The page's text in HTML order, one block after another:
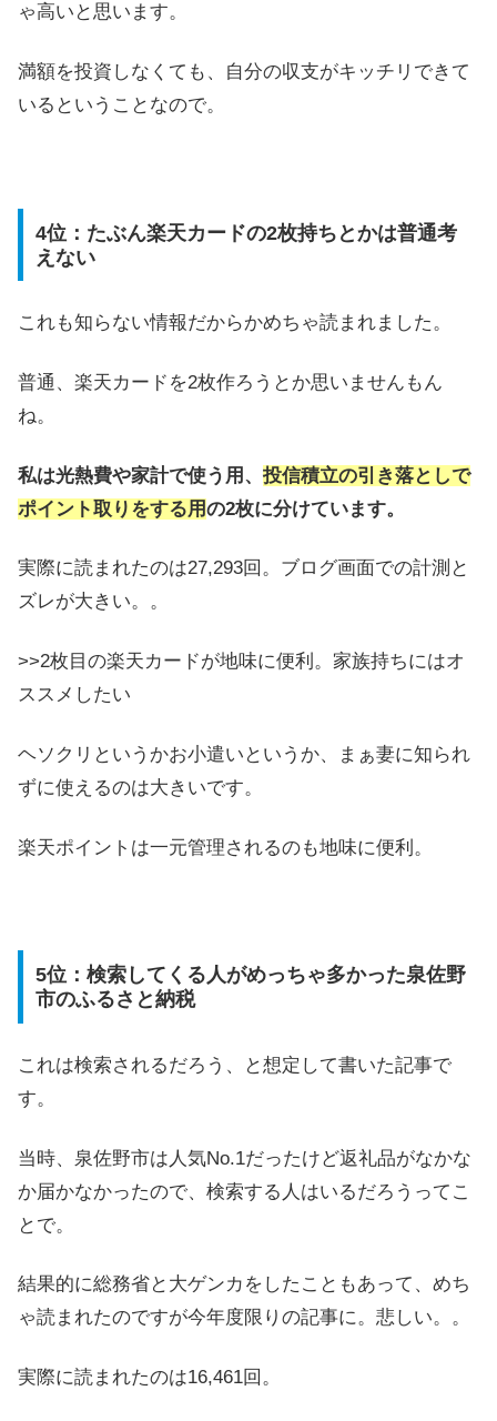
ゃ高いと思います。
満額を投資しなくても、自分の収支がキッチリできて
いるということなので。
4位：たぶん楽天カードの2枚持ちとかは普通考
えない
これも知らない情報だからかめちゃ読まれました。
普通、楽天カードを2枚作ろうとか思いませんもん
ね。
私は光熱費や家計で使う用、 投信積立の引き落としで
ポイント取りをする用の2枚に分けています。
実際に読まれたのは27,293回。ブログ画面での計測と
ズレが大きい。。
>>2枚目の楽天カードが地味に便利。家族持ちにはオ
ススメしたい
ヘソクリというかお小遣いというか、まぁ妻に知られ
ずに使えるのは大きいです。
楽天ポイントは一元管理されるのも地味に便利。
5位：検索してくる人がめっちゃ多かった泉佐野
市のふるさと納税
これは検索されるだろう、と想定して書いた記事で
す。
当時、泉佐野市は人気No.1だったけど返礼品がなかな
か届かなかったので、検索する人はいるだろうってこ
とで。
結果的に総務省と大ゲンカをしたこともあって、めち
ゃ読まれたのですが今年度限りの記事に。悲しい。。
実際に読まれたのは16,461回。